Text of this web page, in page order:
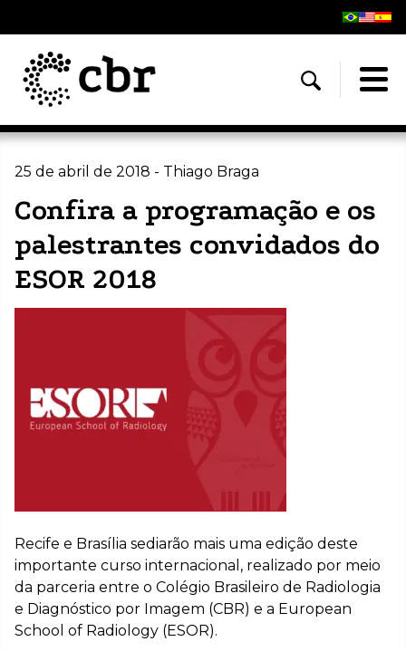
25 de abril de 2018 - Thiago Braga
Confira a programação e os
palestrantes convidados do
ESOR 2018
Recife e Brasília sediarão mais uma edição deste
importante curso internacional, realizado por meio
da parceria entre o Colégio Brasileiro de Radiologia
e Diagnóstico por Imagem (CBR) e a European
School of Radiology (ESOR).